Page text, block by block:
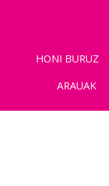
HONI BURUZ
ARAUAK